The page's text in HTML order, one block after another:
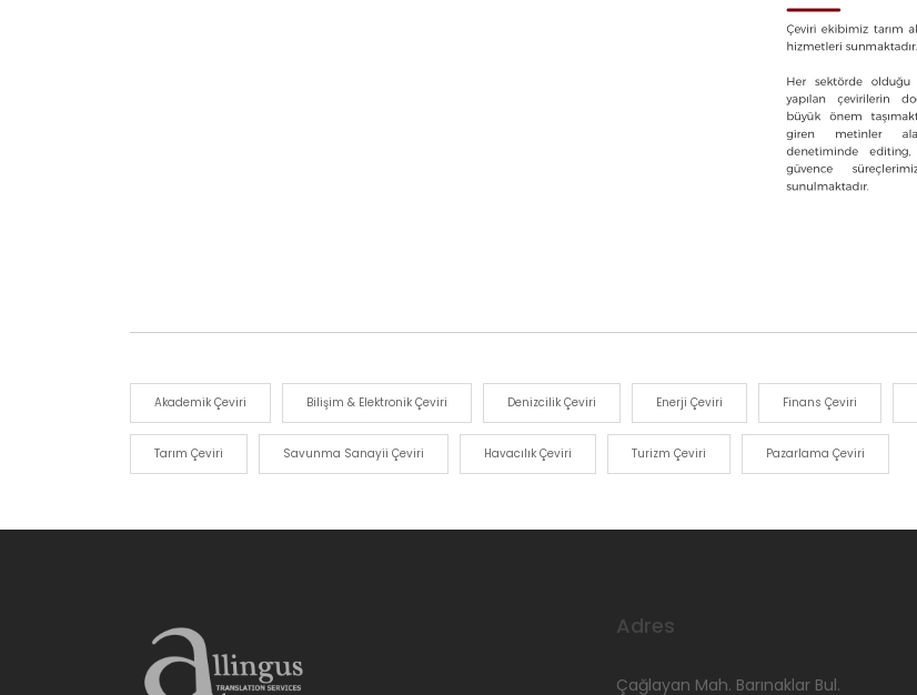
Akademik Çeviri Bilişim & Elektronik Çeviri Denizcilik Çeviri Enerji Çeviri Finans Çeviri
Tarım Çeviri Savunma Sanayii Çeviri Havacılık Çeviri Turizm Çeviri Pazarlama Çeviri
Adres
Çağlayan Mah. Barınaklar Bul.